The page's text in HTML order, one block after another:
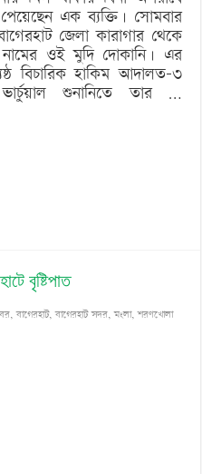
এক ব্যক্তি। সোমবার
জেলা কারাগার থেকে
ওই মুদি দোকানি। এর
বিচারিক হাকিম আদালত-৩
শুনানিতে তার …
বৃষ্টিপাত
,বাগেরহাট,বাগেরহাট সদর,মংলা,শরণখোলা